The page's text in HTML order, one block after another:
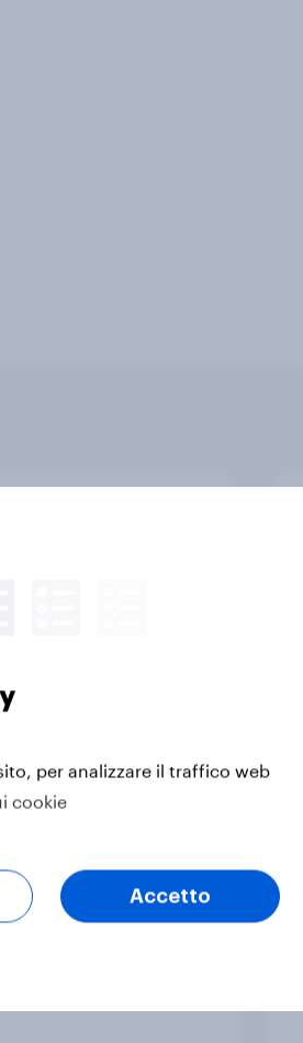
used
per analizzare il traffico web
cookie
Accetto